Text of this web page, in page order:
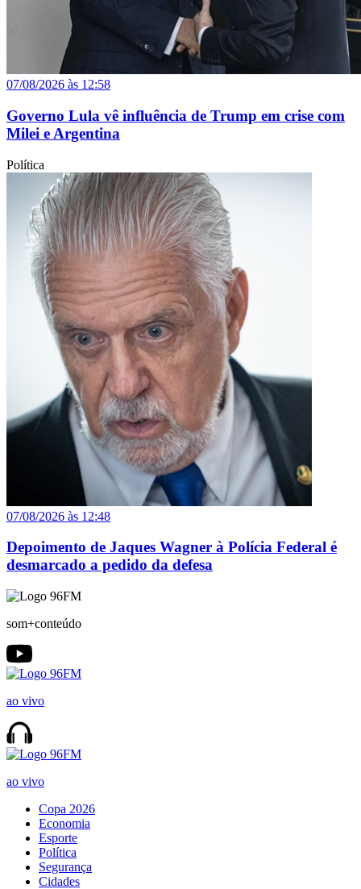
07/08/2026 às 12:58
Governo Lula vê influência de Trump em crise com
Milei e Argentina
Política
07/08/2026 às 12:48
Depoimento de Jaques Wagner à Polícia Federal é
desmarcado a pedido da defesa
som+conteúdo
ao vivo
ao vivo
Copa 2026
Economia
Esporte
Política
Segurança
Cidades